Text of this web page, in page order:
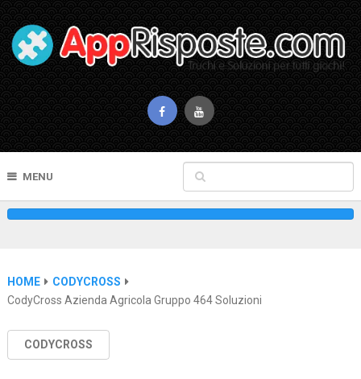
MENU
HOME
CODYCROSS
CodyCross Azienda Agricola Gruppo 464 Soluzioni
CODYCROSS